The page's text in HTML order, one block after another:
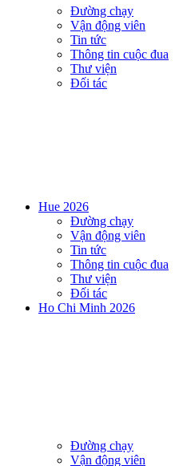
Đường chạy
Vận động viên
Tin tức
Thông tin cuộc đua
Thư viện
Đối tác
Hue 2026
Đường chạy
Vận động viên
Tin tức
Thông tin cuộc đua
Thư viện
Đối tác
Ho Chi Minh 2026
Đường chạy
Vận động viên